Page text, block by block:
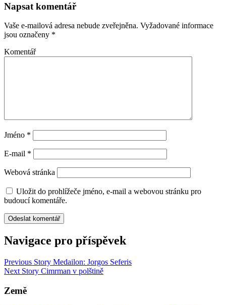
Napsat komentář
Vaše e-mailová adresa nebude zveřejněna. Vyžadované informace
jsou označeny *
Komentář
Jméno *
E-mail *
Webová stránka
Uložit do prohlížeče jméno, e-mail a webovou stránku pro
budoucí komentáře.
Navigace pro příspěvek
Previous Story Medailon: Jorgos Seferis
Next Story Cimrman v polštině
Země